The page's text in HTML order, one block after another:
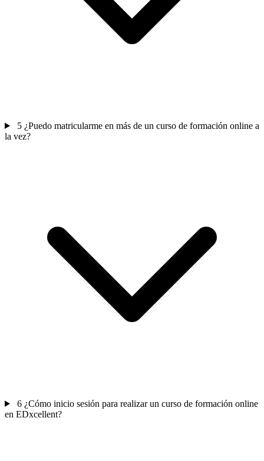
5 ¿Puedo matricularme en más de un curso de formación online a
la vez?
6 ¿Cómo inicio sesión para realizar un curso de formación online
en EDxcellent?